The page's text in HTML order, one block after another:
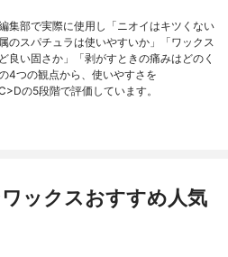
集部で実際に使用し「ニオイはキツくない
のスパチュラは使いやすいか」「ワックス
良い固さか」「剥がすときの痛みはどのく
4つの観点から、使いやすさを
の5段階で評価しています。
ックスおすすめ人気